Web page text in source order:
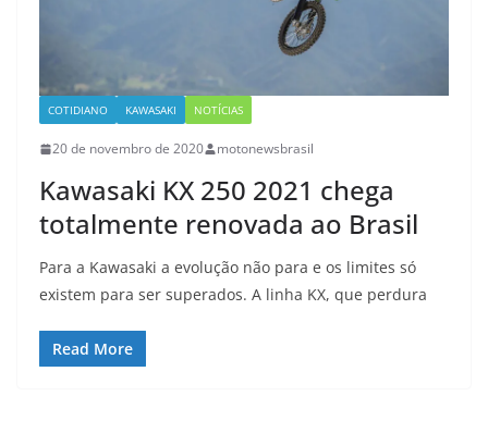
COTIDIANO KAWASAKI NOTÍCIAS
20 de novembro de 2020 motonewsbrasil
Kawasaki KX 250 2021 chega
totalmente renovada ao Brasil
Para a Kawasaki a evolução não para e os limites só
existem para ser superados. A linha KX, que perdura
Read More